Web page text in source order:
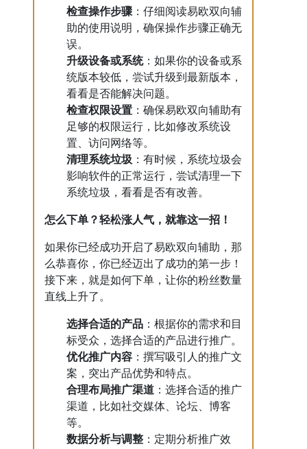
检查操作步骤 ：仔细阅读易欧双向辅
助的使用说明，确保操作步骤正确无
误。
升级设备或系统：如果你的设备或系
统版本较低，尝试升级到最新版本，
看看是否能解决问题。
检查权限设置 ：确保易欧双向辅助有
足够的权限运行，比如修改系统设
置、访问网络等。
清理系统垃圾 ：有时候，系统垃圾会
影响软件的正常运行，尝试清理一下
系统垃圾，看看是否有改善。
怎么下单？轻松涨人气，就靠这一招！
如果你已经成功开启了易欧双向辅助，那
么恭喜你，你已经迈出了成功的第一步！
接下来，就是如何下单，让你的粉丝数量
直线上升了。
选择合适的产品 ：根据你的需求和目
标受众，选择合适的产品进行推广。
优化推广内容 ：撰写吸引人的推广文
案，突出产品优势和特点。
合理布局推广渠道 ：选择合适的推广
渠道，比如社交媒体、论坛、博客
等。
数据分析与调整 ：定期分析推广效